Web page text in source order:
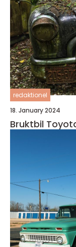
redaktionel
18. January 2024
Bruktbil